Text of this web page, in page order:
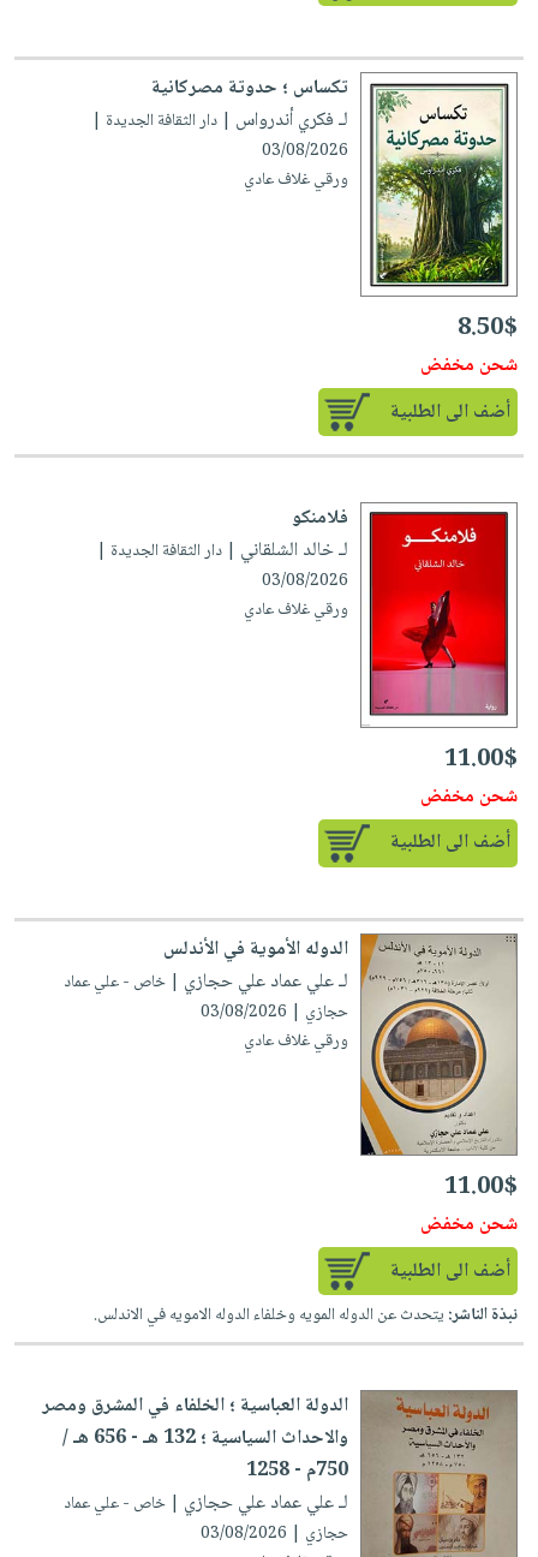
تكساس ؛ حدوتة مصركانية
لـ فكري أندرواس | دار الثقافة الجديدة |
03/08/2026
ورقي غلاف عادي
8.50$
شحن مخفض
أضف الى الطلبية
فلامنكو
لـ خالد الشلقاني | دار الثقافة الجديدة |
03/08/2026
ورقي غلاف عادي
11.00$
شحن مخفض
أضف الى الطلبية
الدوله الأموية في الأندلس
لـ علي عماد علي حجازي | خاص - علي عماد
حجازي | 03/08/2026
ورقي غلاف عادي
11.00$
شحن مخفض
أضف الى الطلبية
نبذة الناشر: يتحدث عن الدوله المويه وخلفاء الدوله الامويه في الاندلس.
الدولة العباسية ؛ الخلفاء في المشرق ومصر
والاحداث السياسية ؛ 132 هـ - 656 هـ /
750م - 1258
لـ علي عماد علي حجازي | خاص - علي عماد
حجازي | 03/08/2026